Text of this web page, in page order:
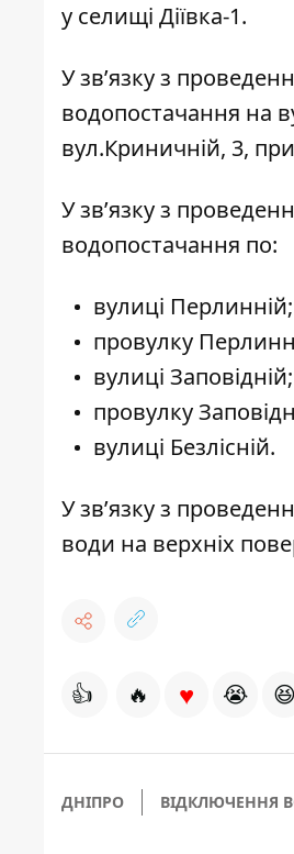
у селищі Діївка-1.
У звʼязку з
водопостачання на
вул.Криничній, 3,
У звʼязку з
водопостачання по:
вулиці Перлинній;
провулку
вулиці Заповідній;
провулку
вулиці Безлісній.
У звʼязку з
води на верхніх
👍 🔥 ♥ 😭 😆
ДНІПРО ВІДКЛЮЧЕННЯ